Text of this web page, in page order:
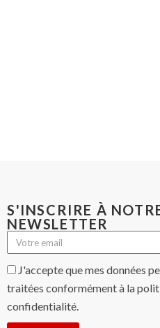
S'INSCRIRE À
NEWSLETTER
J'accepte que mes données
traitées conformément à la
confidentialité.